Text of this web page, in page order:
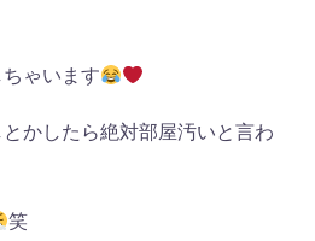
ゃいます
かしたら絶対部屋汚いと言わ
笑